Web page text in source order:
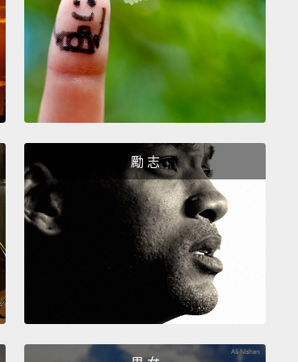
－－否則它們可能最後就只會在垃圾堆中
一盤炸蟋蟀，今日大多數人還是會畏縮，想
在他們的牙齒間。
但想想龍蝦。牠差不多
觸角的大型昆蟲，過去一度被認為是低
現在，龍蝦是個珍饈。同樣的行為改變可以
？所以，試試看吧!把昆蟲丟進你的嘴裡，
勵 志